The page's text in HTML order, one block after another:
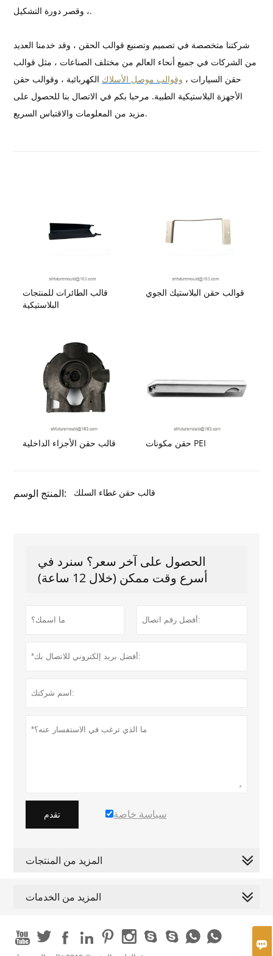

، وقصر دورة التشكيل.
شركتنا متخصصة في تصميم وتصنيع قوالب الحقن ، وقد خدمنا العديد
من الشركات في جميع أنحاء العالم من مختلف الصناعات ، مثل قوالب
حقن السيارات ، وقوالب موصل الأسلاك الكهربائية ، وقوالب حقن
الأجهزة البلاستيكية الطبية. مرحبا بكم في الاتصال بنا للحصول على
مزيد من المعلومات والاقتباس السريع.
قالب الطائرات للمنتجات
البلاستيكية
قوالب حقن البلاستيك الجوي
قالب حقن الأجزاء الداخلية حقن مكونات PEI
المنتج الوسم: قالب حقن غطاء السلك
الحصول على آخر سعر؟ سنرد في
أسرع وقت ممكن (خلال 12 ساعة)
تقدم سياسة خاصة
المزيد من المنتجات
المزيد من الخدمات
         